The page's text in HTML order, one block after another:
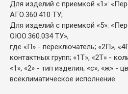
Для изделий с приемкой «1»:
АГО.360.410 ТУ;
Для изделий с приемкой «5»:
ОЮО.360.034 ТУ»,
где «П» - переключатель; «2П»,
контактных групп; «1Т», «2Т» -
«1», «2» - тип изделия; «с», «ж» -
всеклиматическое исполнение